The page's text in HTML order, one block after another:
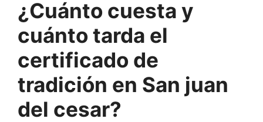
¿Cuánto cuesta y
cuánto tarda el
certificado de
tradición en San juan
del cesar?